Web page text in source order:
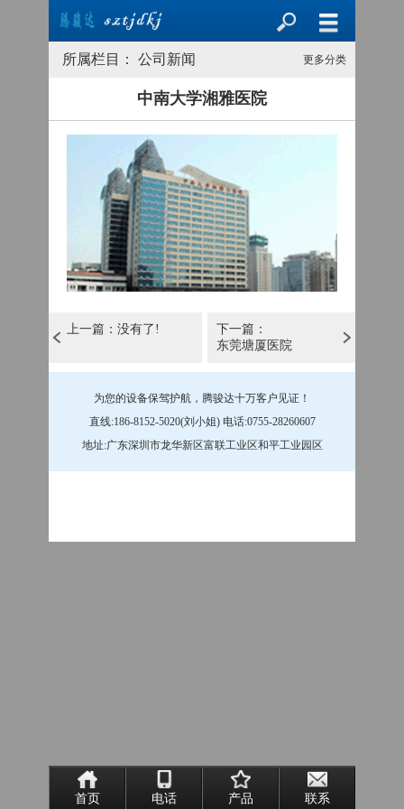
更多分类
所属栏目： 公司新闻
中南大学湘雅医院
上一篇：没有了!
下一篇：
东莞塘厦医院
为您的设备保驾护航，腾骏达十万客户见证！
直线:186-8152-5020(刘小姐) 电话:0755-28260607
地址:广东深圳市龙华新区富联工业区和平工业园区
首页 电话 产品 联系